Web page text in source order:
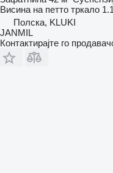
Висина на петто тркало
Полска, KLUKI
JANMIL
Контактирајте го